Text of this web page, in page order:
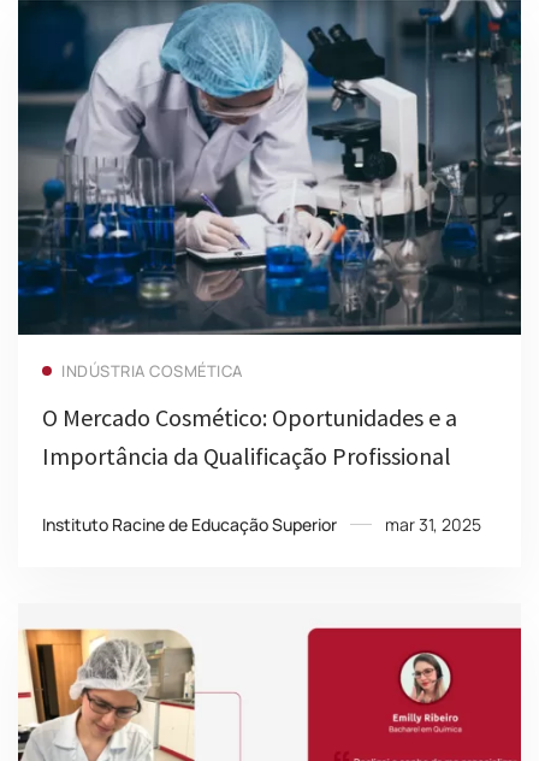
INDÚSTRIA COSMÉTICA
O Mercado Cosmético: Oportunidades e a
Importância da Qualificação Profissional
Instituto Racine de Educação Superior mar 31, 2025